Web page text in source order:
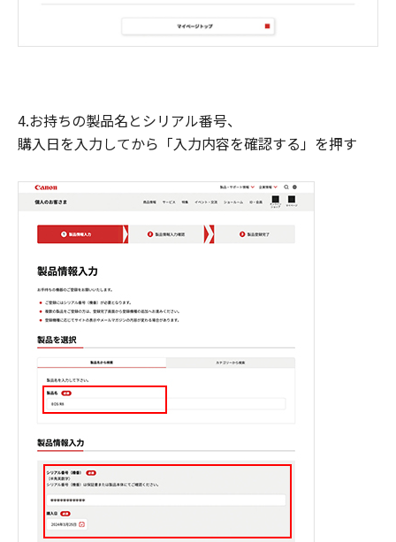
4.お持ちの製品名とシリアル番号、
購入日を入力してから「入力内容を確認する」を押す